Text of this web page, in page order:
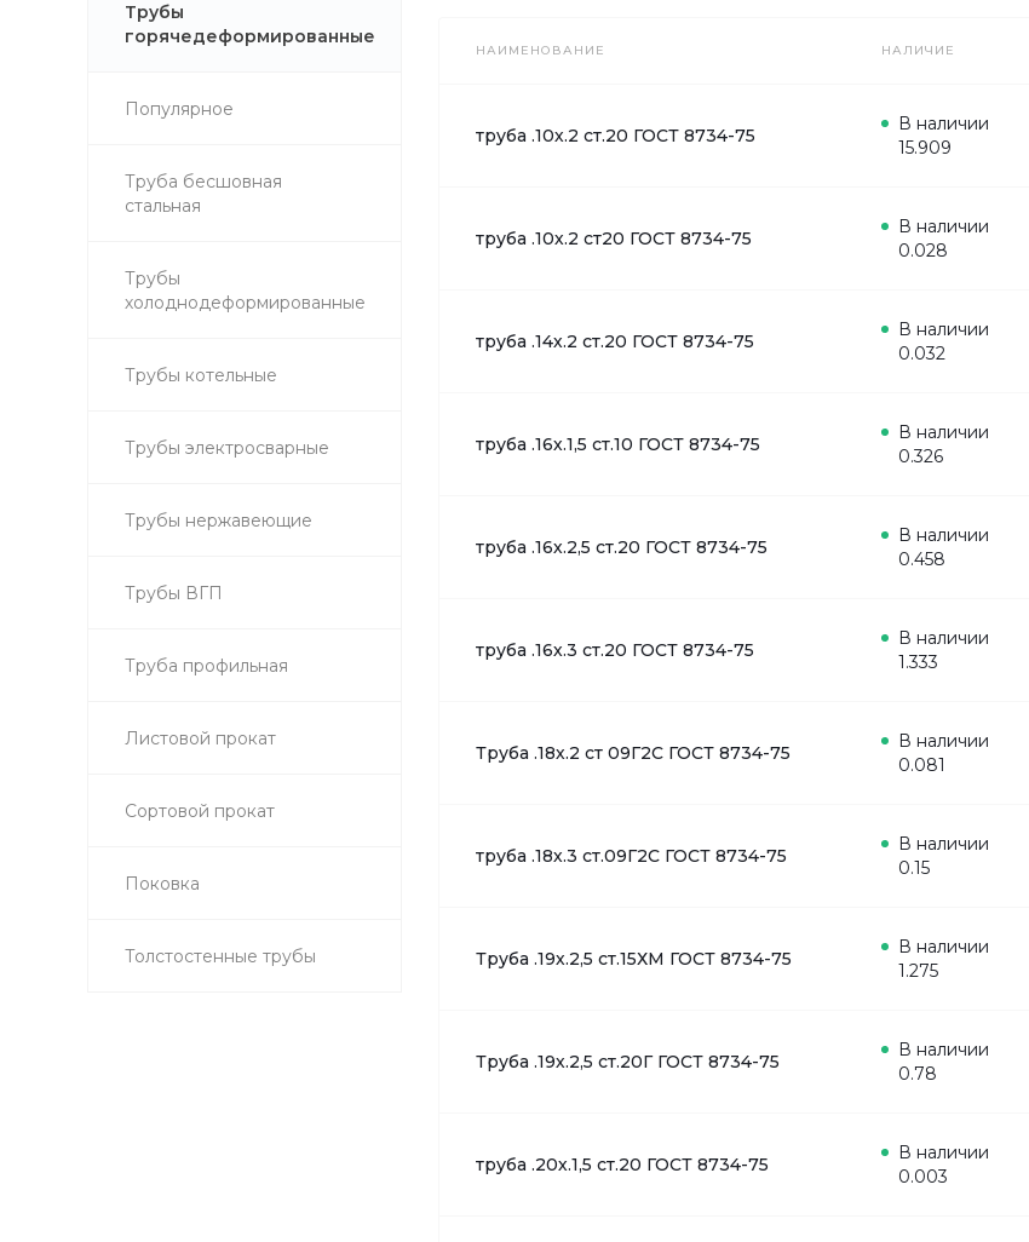
Трубы
горячедеформированные
Популярное
Труба бесшовная
стальная
Трубы
холоднодеформированные
Трубы котельные
Трубы электросварные
Трубы нержавеющие
Трубы ВГП
Труба профильная
Листовой прокат
Сортовой прокат
Поковка
Толстостенные трубы
НАИМЕНОВАНИЕ НАЛИЧИЕ
труба .10х.2 ст.20 ГОСТ 8734-75
В наличии
15.909
труба .10х.2 ст20 ГОСТ 8734-75
В наличии
0.028
труба .14х.2 ст.20 ГОСТ 8734-75
В наличии
0.032
труба .16х.1,5 ст.10 ГОСТ 8734-75
В наличии
0.326
труба .16х.2,5 ст.20 ГОСТ 8734-75
В наличии
0.458
труба .16х.3 ст.20 ГОСТ 8734-75
В наличии
1.333
Труба .18х.2 ст 09Г2С ГОСТ 8734-75
В наличии
0.081
труба .18х.3 ст.09Г2С ГОСТ 8734-75
В наличии
0.15
Труба .19х.2,5 ст.15ХМ ГОСТ 8734-75
В наличии
1.275
Труба .19х.2,5 ст.20Г ГОСТ 8734-75
В наличии
0.78
труба .20х.1,5 ст.20 ГОСТ 8734-75
В наличии
0.003